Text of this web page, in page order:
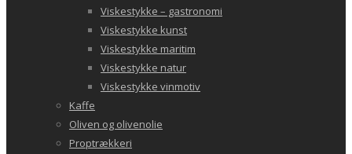
Viskestykke – gastronomi
Viskestykke kunst
Viskestykke maritim
Viskestykke natur
Viskestykke vinmotiv
Kaffe
Oliven og olivenolie
Proptrækkeri